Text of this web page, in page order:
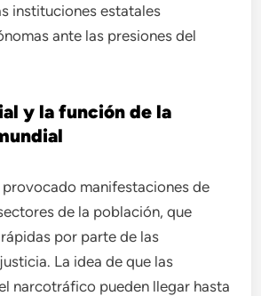
instituciones estatales
ante las presiones del
y la función de la
provocado manifestaciones de
de la población, que
por parte de las
La idea de que las
narcotráfico pueden llegar hasta